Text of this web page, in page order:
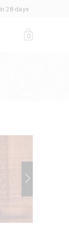
28 days
0